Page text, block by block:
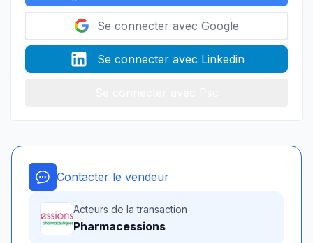
Se connecter avec Google
Se connecter avec Linkedin
Contacter le vendeur
Acteurs de la transaction
Pharmacessions